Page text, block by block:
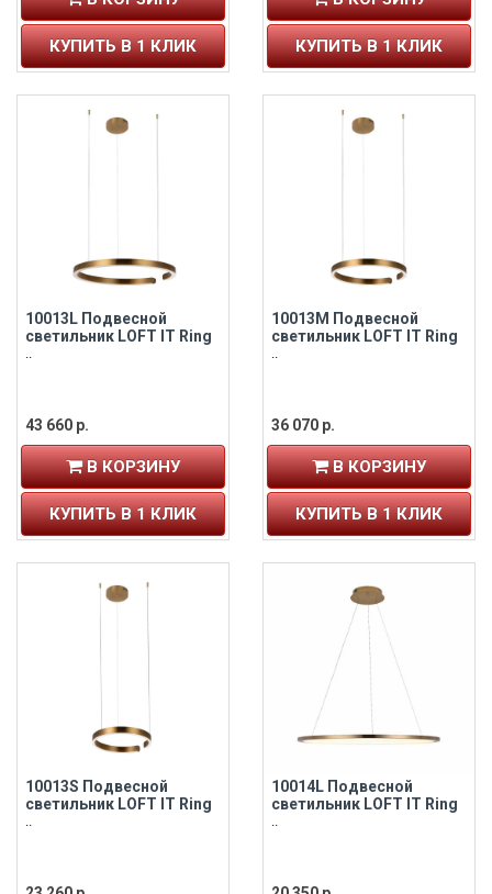
КУПИТЬ В 1 КЛИК КУПИТЬ В 1 КЛИК
10013L Подвесной
светильник LOFT IT Ring
..
43 660 р.
В КОРЗИНУ
КУПИТЬ В 1 КЛИК
10013M Подвесной
светильник LOFT IT Ring
..
36 070 р.
В КОРЗИНУ
КУПИТЬ В 1 КЛИК
10013S Подвесной
светильник LOFT IT Ring
..
10014L Подвесной
светильник LOFT IT Ring
..